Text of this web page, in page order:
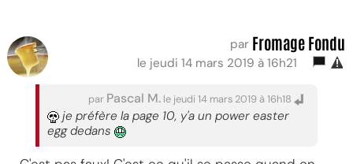
par Fromage Fondu
le jeudi 14 mars 2019 à 16h21
par Pascal M. le jeudi 14 mars 2019 à 16h18
je préfère la page 10, y'a un power easter
egg dedans